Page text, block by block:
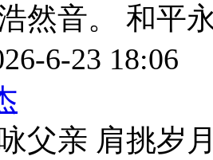
然音。 和平
6-23 18:06
父亲 肩挑岁